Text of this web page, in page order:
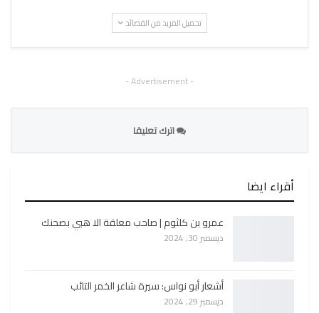
تحميل المزيد من القصائد
- Advertisement -
اترك تعليقا
أقراء ايضا
عمرو بن كلثوم | صاحب معلقة الا هبي بصحنك
ديسمبر 30, 2024
أشعار أبو نواس: سيرة شاعر الخمر التائب
ديسمبر 29, 2024